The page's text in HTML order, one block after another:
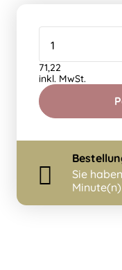
71,22
inkl. MwSt.
Sie